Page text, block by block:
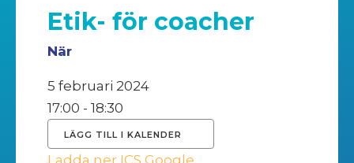
Etik- för coacher
När
5 februari 2024
17:00 - 18:30
LÄGG TILL I KALENDER
Ladda ner ICS Google